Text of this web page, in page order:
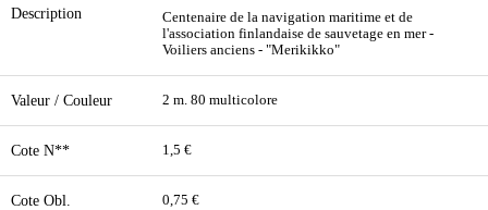
Description
Centenaire de la navigation maritime et de
l'association finlandaise de sauvetage en mer -
Voiliers anciens - "Merikikko"
Valeur / Couleur 2 m. 80 multicolore
Cote N** 1,5 €
Cote Obl. 0,75 €